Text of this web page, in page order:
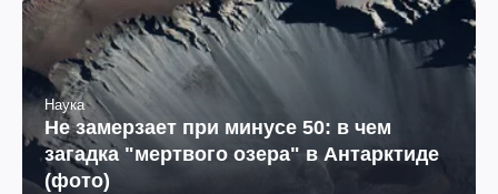
Наука
Не замерзает при минусе 50: в чем
загадка "мертвого озера" в Антарктиде
(фото)